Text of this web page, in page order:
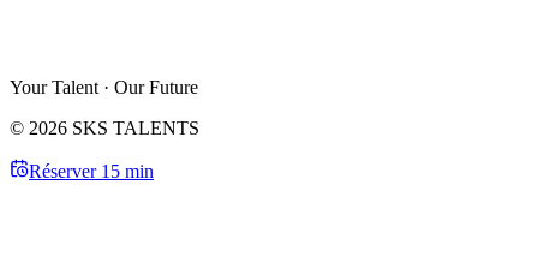
Your Talent · Our Future
© 2026 SKS TALENTS
Réserver 15 min